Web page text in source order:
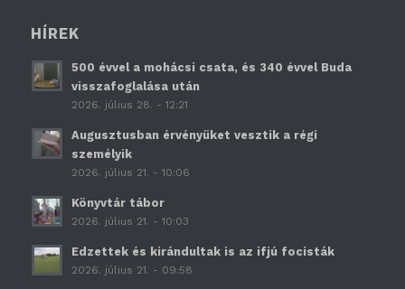
HÍREK
500 évvel a mohácsi csata, és 340 évvel Buda
visszafoglalása után
2026. július 28. - 12:21
Augusztusban érvényüket vesztik a régi
személyik
2026. július 21. - 10:06
Könyvtár tábor
2026. július 21. - 10:03
Edzettek és kirándultak is az ifjú focisták
2026. július 21. - 09:58